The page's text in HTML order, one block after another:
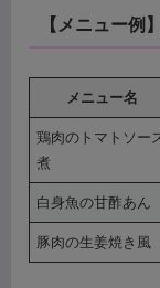
【メニュー例
メニュー名
鶏肉のトマトソー
煮
白身魚の甘酢あん
豚肉の生姜焼き風